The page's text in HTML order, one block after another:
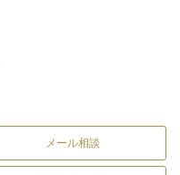
メール相談